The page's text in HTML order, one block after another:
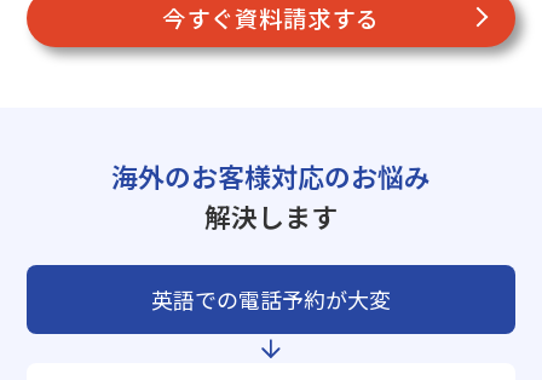
今すぐ資料請求する
海外のお客様対応のお悩み
解決します
英語での電話予約が大変